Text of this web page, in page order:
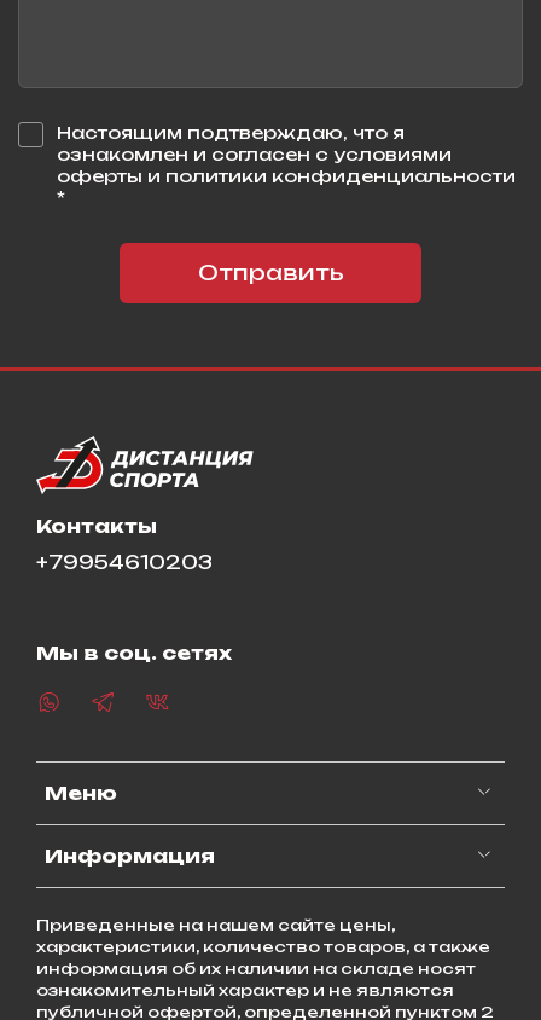
Настоящим подтверждаю, что я
ознакомлен и согласен с условиями
оферты и политики конфиденциальности
*
Отправить
Меню
Информация
Контакты
+79954610203
Мы в соц. сетях
Приведенные на нашем сайте цены,
характеристики, количество товаров, а также
информация об их наличии на складе носят
ознакомительный характер и не являются
публичной офертой, определенной пунктом 2